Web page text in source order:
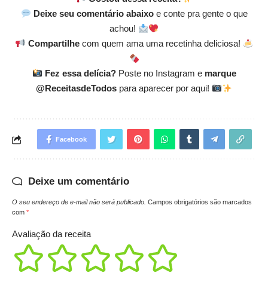
Deixe seu comentário abaixoe conte pra gente o que
achou!
Compartilhecom quem ama uma recetinha deliciosa!
Fez essa delícia?Poste no Instagram e marque
@ReceitasdeTodospara aparecer por aqui!
Facebook
Deixe um comentário
O seu endereço de e-mail não será publicado. Campos obrigatórios são marcados
com *
Avaliação da receita